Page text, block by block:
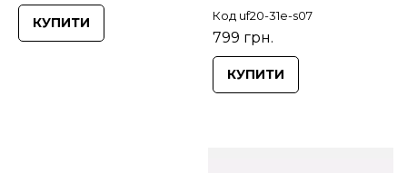
КУПИТИ Код uf20-31e-s07
799 грн.
КУПИТИ